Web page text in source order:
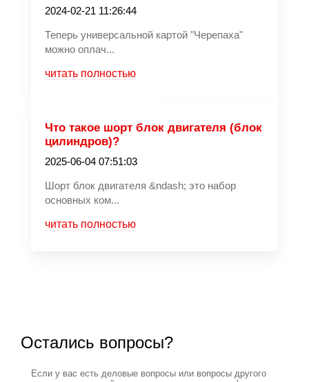
2024-02-21 11:26:44
Теперь универсальной картой "Черепаха"
можно оплач...
читать полностью
Что такое шорт блок двигателя (блок
цилиндров)?
2025-06-04 07:51:03
Шорт блок двигателя &ndash; это набор
основных ком...
читать полностью
Остались вопросы?
Если у вас есть деловые вопросы или вопросы другого